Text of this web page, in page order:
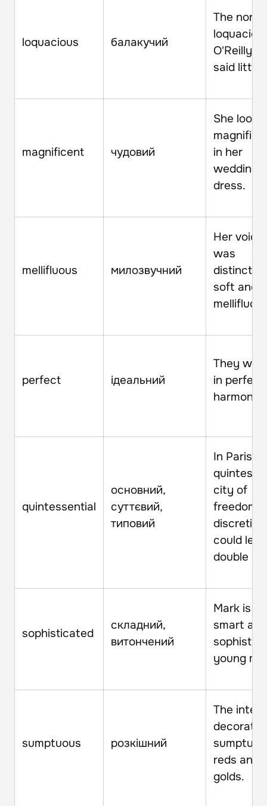
loquacious балакучий
The
O'Reilly
said little.
magnificent чудовий
She
in her
wedding
dress.
mellifluous милозвучний
Her voice
was
soft and
perfect ідеальний
They
in perfect
harmony.
quintessential
основний,
суттєвий,
типовий
In Paris,
city of
freedom
could
double
sophisticated
складний,
витончений
Mark is a
smart and
young
sumptuous розкішний
The
reds and
golds.